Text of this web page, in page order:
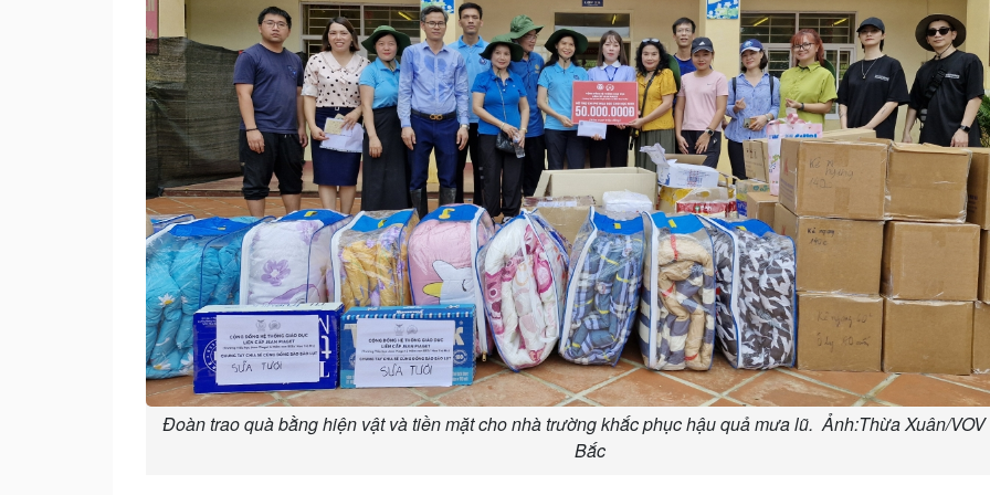
Đoàn trao quà bằng hiện vật và tiền mặt cho nhà trường khắc phục hậu quả mưa lũ. Ảnh:Thừa Xuân/VOV
Bắc